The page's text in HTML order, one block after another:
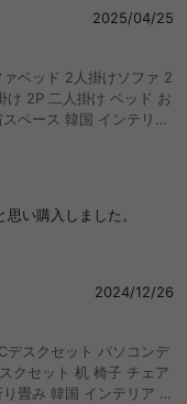
2025/04/25
ベッド 2人掛けソファ 2
け 2P 二人掛け ベッド お
ペース 韓国 インテリア
い購入しました。
2024/12/26
デスクセット パソコンデ
クセット 机 椅子 チェア
畳み 韓国 インテリア コ